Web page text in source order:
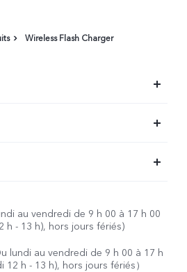
Wireless Flash Charger
garantie
au vendredi de 9 h 00 à 17 h 00
h - 13 h), hors jours fériés)
lundi au vendredi de 9 h 00 à 17 h
12 h - 13 h), hors jours fériés）